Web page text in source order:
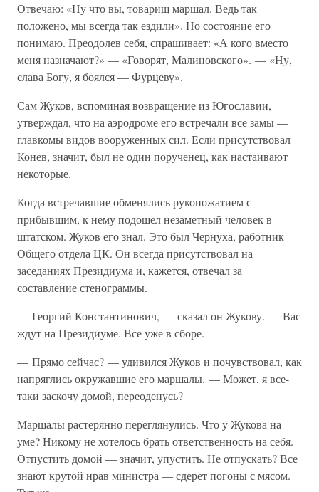
Отвечаю: «Ну что вы, товарищ маршал. Ведь так
положено, мы всегда так ездили». Но состояние его
понимаю. Преодолев себя, спрашивает: «А кого вместо
меня назначают?» — «Говорят, Малиновского». — «Ну,
слава Богу, я боялся — Фурцеву».
Сам Жуков, вспоминая возвращение из Югославии,
утверждал, что на аэродроме его встречали все замы —
главкомы видов вооруженных сил. Если присутствовал
Конев, значит, был не один порученец, как настаивают
некоторые.
Когда встречавшие обменялись рукопожатием с
прибывшим, к нему подошел незаметный человек в
штатском. Жуков его знал. Это был Чернуха, работник
Общего отдела ЦК. Он всегда присутствовал на
заседаниях Президиума и, кажется, отвечал за
составление стенограммы.
— Георгий Константинович, — сказал он Жукову. — Вас
ждут на Президиуме. Все уже в сборе.
— Прямо сейчас? — удивился Жуков и почувствовал, как
напряглись окружавшие его маршалы. — Может, я все-
таки заскочу домой, переоденусь?
Маршалы растерянно переглянулись. Что у Жукова на
уме? Никому не хотелось брать ответственность на себя.
Отпустить домой — значит, упустить. Не отпускать? Все
знают крутой нрав министра — сдерет погоны с мясом.